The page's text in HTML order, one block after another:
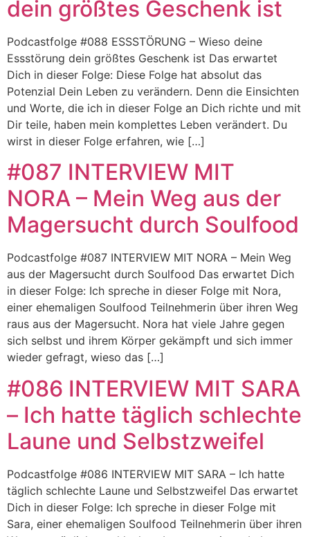
dein größtes Geschenk ist
Podcastfolge #088 ESSSTÖRUNG – Wieso deine
Essstörung dein größtes Geschenk ist Das erwartet
Dich in dieser Folge: Diese Folge hat absolut das
Potenzial Dein Leben zu verändern. Denn die Einsichten
und Worte, die ich in dieser Folge an Dich richte und mit
Dir teile, haben mein komplettes Leben verändert. Du
wirst in dieser Folge erfahren, wie […]
#087 INTERVIEW MIT
NORA – Mein Weg aus der
Magersucht durch Soulfood
Podcastfolge #087 INTERVIEW MIT NORA – Mein Weg
aus der Magersucht durch Soulfood Das erwartet Dich
in dieser Folge: Ich spreche in dieser Folge mit Nora,
einer ehemaligen Soulfood Teilnehmerin über ihren Weg
raus aus der Magersucht. Nora hat viele Jahre gegen
sich selbst und ihrem Körper gekämpft und sich immer
wieder gefragt, wieso das […]
#086 INTERVIEW MIT SARA
– Ich hatte täglich schlechte
Laune und Selbstzweifel
Podcastfolge #086 INTERVIEW MIT SARA – Ich hatte
täglich schlechte Laune und Selbstzweifel Das erwartet
Dich in dieser Folge: Ich spreche in dieser Folge mit
Sara, einer ehemaligen Soulfood Teilnehmerin über ihren